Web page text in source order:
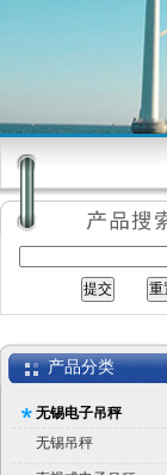
产品分类
无锡电子吊秤
无锡吊秤